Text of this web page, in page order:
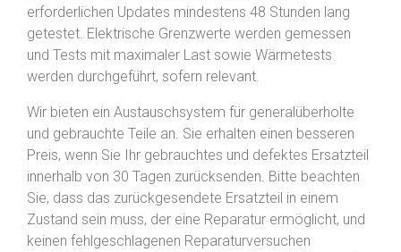
erforderlichen Updates mindestens 48 Stunden lang
getestet. Elektrische Grenzwerte werden gemessen
und Tests mit maximaler Last sowie Wärmetests
werden durchgeführt, sofern relevant.
Wir bieten ein Austauschsystem für generalüberholte
und gebrauchte Teile an. Sie erhalten einen besseren
Preis, wenn Sie Ihr gebrauchtes und defektes Ersatzteil
innerhalb von 30 Tagen zurücksenden. Bitte beachten
Sie, dass das zurückgesendete Ersatzteil in einem
Zustand sein muss, der eine Reparatur ermöglicht, und
keinen fehlgeschlagenen Reparaturversuchen